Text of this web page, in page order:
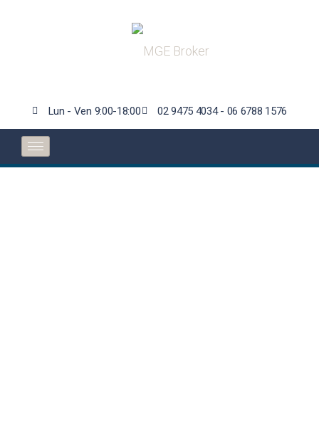
Lun - Ven 9:00-18:00 02 9475 4034 - 06 6788 1576